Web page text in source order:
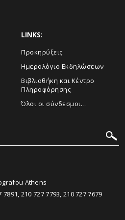
LINKS:
Προκηρύξεις
Ημερολόγιο Εκδηλώσεων
Βιβλιοθήκη και Κέντρο
Πληροφόρησης
Όλοι οι σύνδεσμοι...
Athens
210 727 7793, 210 727 7679